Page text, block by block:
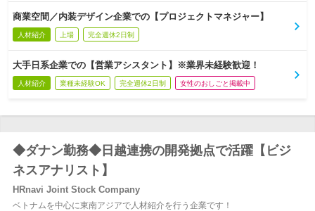
商業空間／内装デザイン企業での【プロジェクトマネジャー】
人材紹介 上場 完全週休2日制
大手日系企業での【営業アシスタント】※業界未経験歓迎！
人材紹介 業種未経験OK 完全週休2日制 女性のおしごと掲載中
◆ダナン勤務◆日越連携の開発拠点で活躍【ビジ
ネスアナリスト】
HRnavi Joint Stock Company
ベトナムを中心に東南アジアで人材紹介を行う企業です！